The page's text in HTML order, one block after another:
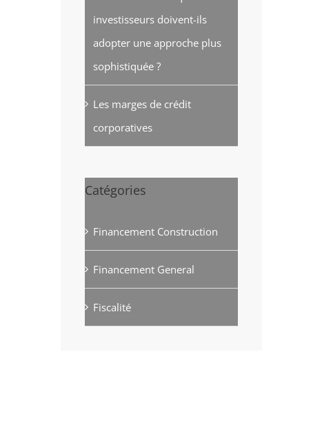
investisseurs doivent-ils
adopter une approche plus
sophistiquée ?
Les marges de crédit
corporatives
Catégories
Financement Construction
Financement General
Fiscalité